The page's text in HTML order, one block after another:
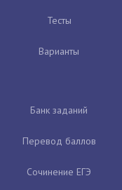
Тесты
Варианты
Банк заданий
Перевод баллов
Сочинение ЕГЭ